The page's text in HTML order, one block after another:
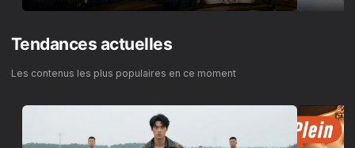
PDG.
Tendances actuelles
Les contenus les plus populaires en ce moment